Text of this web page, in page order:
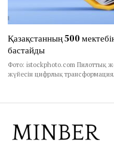
Қазақстанның 500
бастайды
Фото: istockphoto.com Пилоттық
жүйесін цифрлық